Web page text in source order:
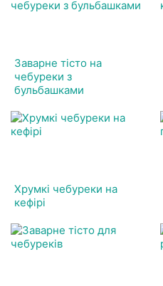
Заварне тісто на
чебуреки з
бульбашками
Хрумкі чебуреки на
кефірі